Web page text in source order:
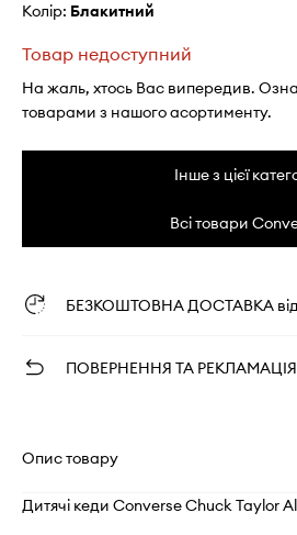
Колір: блакитний
Товар недоступний
На жаль, хтось Вас випередив.
товарами з нашого асортименту.
Інше з цієї
Всі товари
БЕЗКОШТОВНА ДОСТАВКА
ПОВЕРНЕННЯ ТА РЕКЛАМАЦІЯ
Опис товару
Дитячі кеди Converse Chuck Taylor